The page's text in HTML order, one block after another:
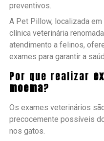
preventivos.
A Pet Pillow, localizada em
clínica veterinária
atendimento a felinos,
exames para garantir a
Por que realizar
moema?
Os exames veterinários
precocemente possíveis
nos gatos.